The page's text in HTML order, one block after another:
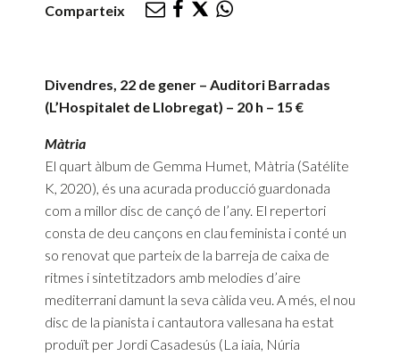
Comparteix
Divendres, 22 de gener – Auditori Barradas
(L’Hospitalet de Llobregat) – 20 h – 15 €
Màtria
El quart àlbum de Gemma Humet, Màtria (Satélite
K, 2020), és una acurada producció guardonada
com a millor disc de cançó de l’any. El repertori
consta de deu cançons en clau feminista i conté un
so renovat que parteix de la barreja de caixa de
ritmes i sintetitzadors amb melodies d’aire
mediterrani damunt la seva càlida veu. A més, el nou
disc de la pianista i cantautora vallesana ha estat
produït per Jordi Casadesús (La iaia, Núria